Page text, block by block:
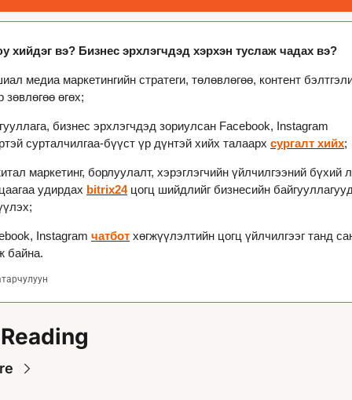
хийдэг вэ? Бизнес эрхлэгчдэд хэрхэн туслаж чадах вэ?
медиа маркетингийн стратеги, төлөвлөгөө, контент
зөвлөгөө өгөх;
бизнес эрхлэгчдэд зориулсан Facebook, Instagram
сурталчилгаа-бүүст үр дүнтэй хийх талаарх сургалт хийх;
маркетинг, борлуулалт, хэрэглэгчийн үйлчилгээний бүхий л
удирдах bitrix24 цогц шийдлийг бизнесийн
Instagram чатбот хөгжүүлэлтийн цогц үйлчилгээг танд
байна.